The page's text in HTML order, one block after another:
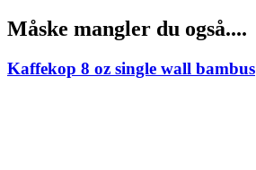
Måske mangler du også....
Kaffekop 8 oz single wall bambus